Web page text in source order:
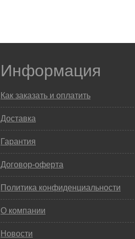
Информация
Как заказать и оплатить
Доставка
Гарантия
Договор-оферта
Политика конфиденциальности
О компании
Новости